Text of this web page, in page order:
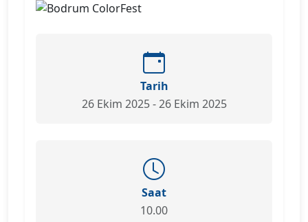
Tarih
26 Ekim 2025 - 26 Ekim 2025
Saat
10.00